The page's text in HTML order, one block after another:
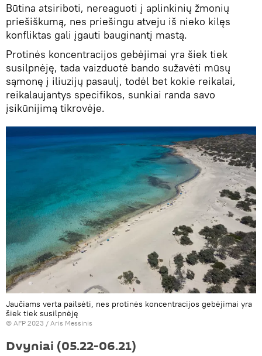
Būtina atsiriboti, nereaguoti į aplinkinių žmonių
priešiškumą, nes priešingu atveju iš nieko kilęs
konfliktas gali įgauti bauginantį mastą.
Protinės koncentracijos gebėjimai yra šiek tiek
susilpnėję, tada vaizduotė bando sužavėti mūsų
sąmonę į iliuzijų pasaulį, todėl bet kokie reikalai,
reikalaujantys specifikos, sunkiai randa savo
įsikūnijimą tikrovėje.
Jaučiams verta pailsėti, nes protinės koncentracijos gebėjimai yra
šiek tiek susilpnėję
© AFP 2023 / Aris Messinis
Dvyniai (05.22-06.21)